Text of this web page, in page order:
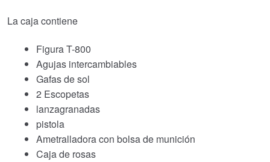
La caja contiene
Figura T-800
Agujas intercambiables
Gafas de sol
2 Escopetas
lanzagranadas
pistola
Ametralladora con bolsa de munición
Caja de rosas